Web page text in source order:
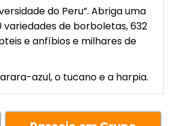
do Peru”. Abriga uma
variedades de borboletas, 632
e anfíbios e milhares de
azul, o tucano e a harpia.